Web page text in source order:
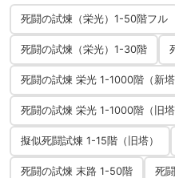
死闘の試煉（栄光）1-50階フル
死闘の試煉（栄光）1-30階
死闘の試煉 栄光 1-1000階（新塔
死闘の試煉 栄光 1-1000階（旧塔
擬似死闘試煉 1-15階（旧塔）
死闘の試煉 末路 1-50階 死